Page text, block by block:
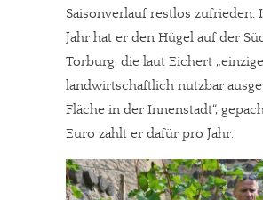
Saisonverlauf restlos zufrieden.
Jahr hat er den Hügel auf der
Torburg, die laut Eichert
landwirtschaftlich nutzbar
Fläche in der Innenstadt“,
Euro zahlt er dafür pro Jahr.